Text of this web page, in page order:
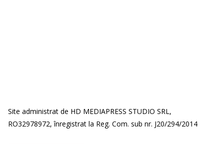
Site administrat de HD MEDIAPRESS STUDIO SRL,
RO32978972, înregistrat la Reg. Com. sub nr. J20/294/2014